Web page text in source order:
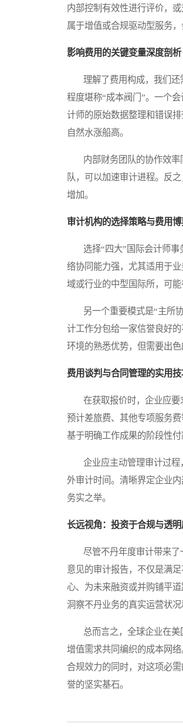
内部控制有效性进行评价，
属于增值或合规驱动型服务
影响费用的关键变量深度剖析
理解了费用构成，我们还
程度堪称“成本阀门”。一个
计师的原始数据整理和错误
自然水涨船高。
内部财务团队的协作效率
队，可以加速审计进程。反
增加。
审计机构的选择策略与费用博
选择“四大”国际会计师事
络协同能力强，尤其适用于
域或行业的中型国际所，可
另一个重要模式是“主所协
计工作分包给一家信誉良好
环境的熟悉优势，但需要出
费用谈判与合同管理的实用技
在获取报价时，企业应要
预计差旅费、其他专项服务
基于明确工作成果的阶段性付
企业应主动管理审计过程
外审计时间。清晰界定企业
务实之举。
长远视角：投资于合规与透明
尽管不丹年度审计带来了
意见的审计报告，不仅是满
心、为未来融资或并购铺平
洞察不丹业务的真实运营状
总而言之，全球企业在美
增值需求共同编织的成本网
合规效力的同时，对这项必
誉的坚实基石。